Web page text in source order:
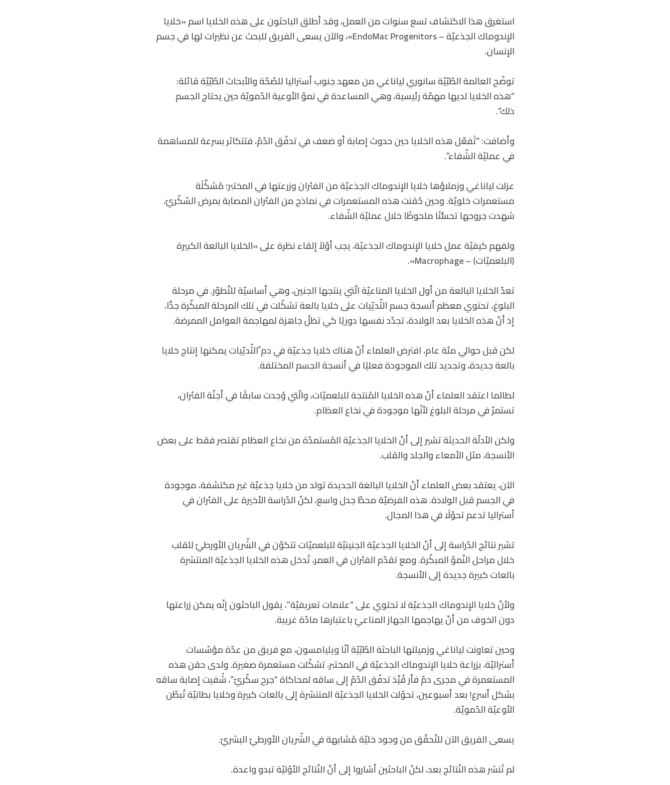
استغرق هذا الاكتشاف تسع سنوات من العمل، وقد أطلق الباحثون على هذه الخلايا اسم «خلايا
الإندوماك الجذعيّة – EndoMac Progenitors»، والآن يسعى الفريق للبحث عن نظيرات لها في جسم
الإنسان.
توضّح العالمة الطّبّيّة سانوري لياناغي من معهد جنوب أستراليا للصّحّة والأبحاث الطّبّيّة قائلة:
“هذه الخلايا لديها مهمّة رئيسية، وهي المساعدة في نموّ الأوعية الدّمويّة حين يحتاج الجسم
ذلك”.
وأضافت: “تًفعّل هذه الخلايا حين حدوث إصابة أو ضعف في تدفّق الدّمّ، فتتكاثر بسرعة للمساهمة
في عمليّة الشّفاء”.
عزلت لياناغي وزملاؤها خلايا الإندوماك الجذعيّة من الفئران وزرعتها في المختبر؛ مُشكِّلًة
مستعمرات خلويّة. وحين حُقنت هذه المستعمرات في نماذج من الفئران المصابة بمرض السّكّريّ،
شهدت جروحها تحسُّنًا ملحوظًا خلال عمليّة الشّفاء.
ولفهم كيفيّة عمل خلايا الإندوماك الجذعيّة، يجب أوّلاً إلقاء نظرة على «الخلايا البالعة الكبيرة
(البلعميّات) – Macrophage».
تعدّ الخلايا البالعة من أول الخلايا المناعيّة الّتي ينتجها الجنين، وهي أساسيّة للتّطوّر. في مرحلة
البلوغ، تحتوي معظم أنسجة جسم الثّديّيات على خلايا بالعة تشكّلت في تلك المرحلة المبكّرة جدًّا،
إذ أنّ هذه الخلايا بعد الولادة، تجدّد نفسها دوريًا كي تظلّ جاهزة لمهاجمة العوامل الممرضة.
لكن قبل حوالي مئة عام، افترض العلماء أنّ هناك خلايا جذعيّة في دم ّالثّديّيات يمكنها إنتاج خلايا
بالعة جديدة، وتجديد تلك الموجودة فعليًا في أنسجة الجسم المختلفة.
لطالما اعتقد العلماء أنّ هذه الخلايا المُنتجة للبلعميّات، والّتي وُجدت سابقًا في أجنّة الفئران،
تستمرّ في مرحلة البلوغ لأنّها موجودة في نخاع العظام.
ولكن الأدلّة الحديثة تشير إلى أنّ الخلايا الجذعيّة المُستمدّة من نخاع العظام تقتصر فقط على بعض
الأنسجة، مثل الأمعاء والجلد والقلب.
الآن، يعتقد بعض العلماء أنّ الخلايا البالغة الجديدة تولد من خلايا جذعيّة غير مكتشفة، موجودة
في الجسم قبل الولادة. هذه الفرضيّة محطّ جدل واسع، لكنّ الدّراسة الأخيرة على الفئران في
أستراليا تدعم تحوّلًا في هذا المجال.
تشير نتائج الدّراسة إلى أنّ الخلايا الجذعيّة الجنينيّة للبلعميّات تتكوّن في الشّريان الأورطيّ للقلب
خلال مراحل النّموّ المبكّرة. ومع تقدّم الفئران في العمر، تُدخل هذه الخلايا الجذعيّة المنتشرة
بالعات كبيرة جديدة إلى الأنسجة.
ولأنّ خلايا الإندوماك الجذعيّة لا تحتوي على “علامات تعريفيّة”، يقول الباحثون إنّه يمكن زراعتها
دون الخوف من أنّ يهاجمها الجهاز المناعيّ باعتبارها مادّة غريبة.
وحين تعاونت لياناغي وزميلتها الباحثة الطّبّيّة آنّا ويليامسون، مع فريق من عدّة مؤسّسات
أستراليّة، بزراعة خلايا الإندوماك الجذعيّة في المختبر، تشكّلت مستعمرة صغيرة. ولدى حقن هذه
المستعمرة في مجرى دمّ فأر قُيِّدَ تدفّق الدّمّ إلى ساقه لمحاكاة “جرح سكّريّ”، شُفيت إصابة ساقه
بشكل أسرع! بعد أسبوعين، تحوّلت الخلايا الجذعيّة المنتشرة إلى بالعات كبيرة وخلايا بطانيّة تُبطّن
الأوعيّة الدّمويّة.
يسعى الفريق الآن للتّحقّق من وجود خليّة مُشابهة في الشّريان الأورطيّ البشريّ.
لم تُنشر هذه النّتائج بعد، لكنّ الباحثين أشاروا إلى أنّ النّتائج الأوّليّة تبدو واعدة.